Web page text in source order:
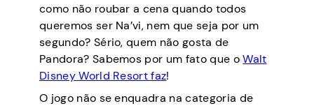
como não roubar a cena quando todos
queremos ser Na’vi, nem que seja por um
segundo? Sério, quem não gosta de
Pandora? Sabemos por um fato que oWalt
Disney World Resort faz!
O jogo não se enquadra na categoria de